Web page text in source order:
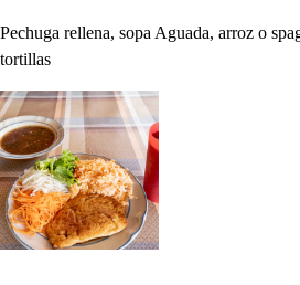
Pechuga rellena, sopa Aguada, arroz o
tortillas